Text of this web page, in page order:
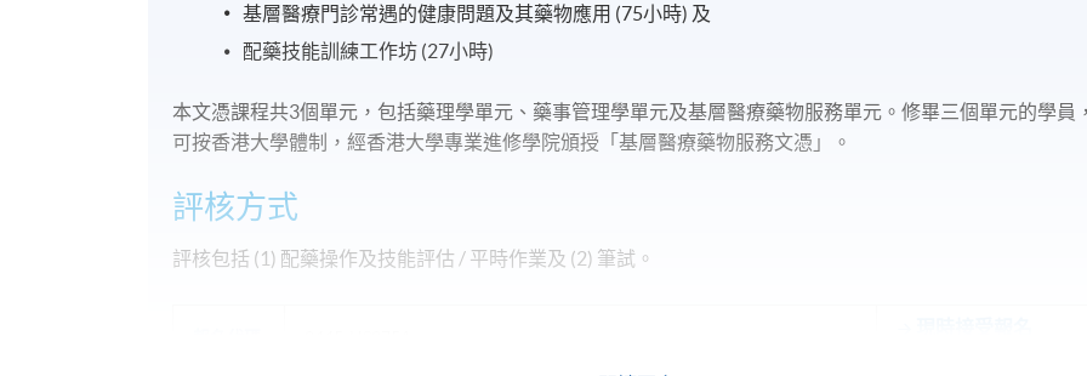
基層醫療門診常遇的健康問題及其藥物應用 (75小時) 及
配藥技能訓練工作坊 (27小時)
本文憑課程共3個單元，包括藥理學單元、藥事管理學單元及基層醫療藥物服務單元。修畢三個單元的學員
可按香港大學體制，經香港大學專業進修學院頒授「基層醫療藥物服務文憑」。
評核方式
評核包括 (1) 配藥操作及技能評估 / 平時作業及 (2) 筆試。